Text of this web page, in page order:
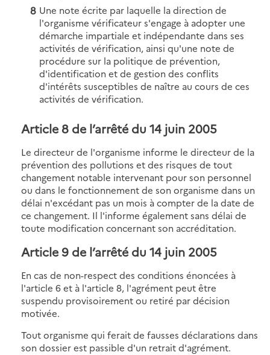
Une note écrite par laquelle la direction de
l'organisme vérificateur s'engage à adopter une
démarche impartiale et indépendante dans ses
activités de vérification, ainsi qu'une note de
procédure sur la politique de prévention,
d'identification et de gestion des conflits
d'intérêts susceptibles de naître au cours de ces
activités de vérification.
Article 8 de l’arrêté du 14 juin 2005
Le directeur de l'organisme informe le directeur de la
prévention des pollutions et des risques de tout
changement notable intervenant pour son personnel
ou dans le fonctionnement de son organisme dans un
délai n'excédant pas un mois à compter de la date de
ce changement. Il l'informe également sans délai de
toute modification concernant son accréditation.
Article 9 de l’arrêté du 14 juin 2005
En cas de non-respect des conditions énoncées à
l'article 6 et à l'article 8, l'agrément peut être
suspendu provisoirement ou retiré par décision
motivée.
Tout organisme qui ferait de fausses déclarations dans
son dossier est passible d'un retrait d'agrément.